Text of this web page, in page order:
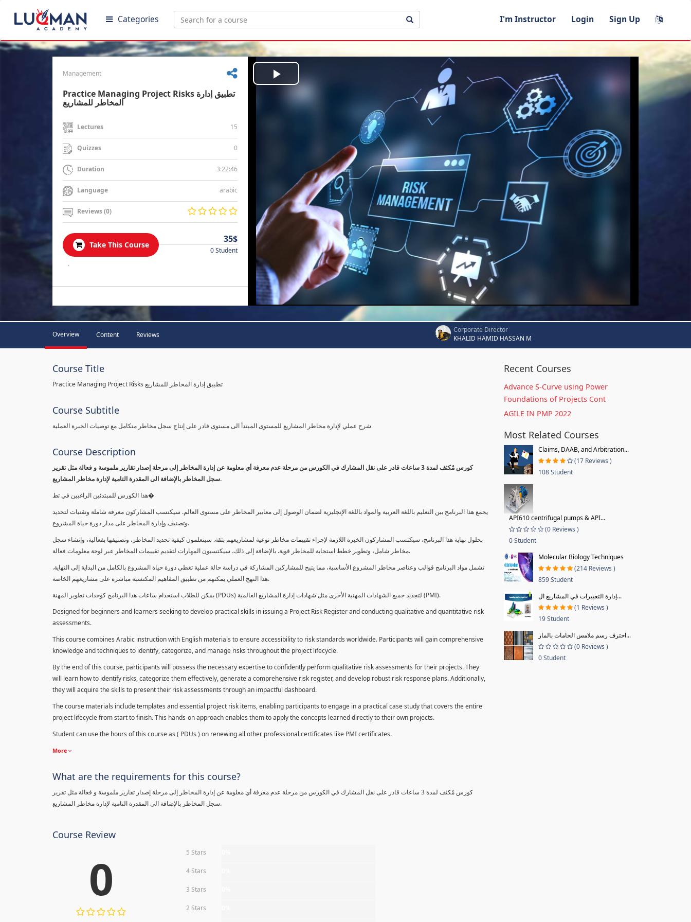
Categories I'm Instructor Login Sign Up
Management
Practice Managing Project Risks تطبيق إدارة
المخاطر للمشاريع
Lectures 15
Quizzes 0
Duration 3:22:46
Language arabic
Reviews (0)
Take This Course
35$
0 Student
.
Play
Video
Overview Content Reviews
Corporate Director
KHALID HAMID HASSAN M
Course Title
Practice Managing Project Risks تطبيق إدارة المخاطر للمشاريع
Course Subtitle
شرح عملي لإدارة مخاطر المشاريع للمستوى المبتدأ الى مستوى قادر على إنتاج سجل مخاطر متكامل مع توصيات الخبرة العملية
Course Description
كورس مٌكثف لمدة 3 ساعات قادر على نقل المشارك في الكورس من مرحلة عدم معرفة أي معلومة عن إدارة المخاطر إلى مرحلة إصدار تقارير ملموسة و فعالة مثل تقرير
سجل المخاطر بالإضافة الى المقدرة التامية لإدارة مخاطر المشاريع.
هذا الكورس للمبتدئين الراغبين في تط�
يجمع هذا البرنامج بين التعليم باللغة العربية والمواد باللغة الإنجليزية لضمان الوصول إلى معايير المخاطر على مستوى العالم. سيكتسب المشاركون معرفة شاملة وتقنيات لتحديد
وتصنيف وإدارة المخاطر على مدار دورة حياة المشروع.
بحلول نهاية هذا البرنامج، سيكتسب المشاركون الخبرة اللازمة لإجراء تقييمات مخاطر نوعية لمشاريعهم بثقة. سيتعلمون كيفية تحديد المخاطر، وتصنيفها بفعالية، وإنشاء سجل
مخاطر شامل، وتطوير خطط استجابة للمخاطر قوية. بالإضافة إلى ذلك، سيكتسبون المهارات لتقديم تقييمات المخاطر عبر لوحة معلومات فعالة.
تشمل مواد البرنامج قوالب وعناصر مخاطر المشروع الأساسية، مما يتيح للمشاركين المشاركة في دراسة حالة عملية تغطي دورة حياة المشروع بالكامل من البداية إلى النهاية.
هذا النهج العملي يمكنهم من تطبيق المفاهيم المكتسبة مباشرة على مشاريعهم الخاصة.
يمكن للطلاب استخدام ساعات هذا البرنامج كوحدات تطوير المهنة (PDUs) لتجديد جميع الشهادات المهنية الأخرى مثل شهادات إدارة المشاريع العالمية (PMI).
Designed for beginners and learners seeking to develop practical skills in issuing a Project Risk Register and conducting qualitative and quantitative risk
assessments.
This course combines Arabic instruction with English materials to ensure accessibility to risk standards worldwide. Participants will gain comprehensive
knowledge and techniques to identify, categorize, and manage risks throughout the project lifecycle.
By the end of this course, participants will possess the necessary expertise to confidently perform qualitative risk assessments for their projects. They
will learn how to identify risks, categorize them effectively, generate a comprehensive risk register, and develop robust risk response plans. Additionally,
they will acquire the skills to present their risk assessments through an impactful dashboard.
The course materials include templates and essential project risk items, enabling participants to engage in a practical case study that covers the entire
project lifecycle from start to finish. This hands-on approach enables them to apply the concepts learned directly to their own projects.
Student can use the hours of this course as ( PDUs ) on renewing all other professional certificates like PMI certificates.
More
What are the requirements for this course?
كورس مٌكثف لمدة 3 ساعات قادر على نقل المشارك في الكورس من مرحلة عدم معرفة أي معلومة عن إدارة المخاطر إلى مرحلة إصدار تقارير ملموسة و فعالة مثل تقرير
سجل المخاطر بالإضافة الى المقدرة التامية لإدارة مخاطر المشاريع.
Course Review
0 5 Stars
4 Stars
3 Stars
2 Stars
Recent Courses
Advance S-Curve using Power
Foundations of Projects Cont
AGILE IN PMP 2022
Most Related Courses
Claims, DAAB, and Arbitration...
(17 Reviews )
108 Student
API610 centrifugal pumps & API...
(0 Reviews )
0 Student
Molecular Biology Techniques
(214 Reviews )
859 Student
إدارة التغييرات في المشاريع ال...
(1 Reviews )
19 Student
احترف رسم ملامس الخامات بالمار...
(0 Reviews )
0 Student